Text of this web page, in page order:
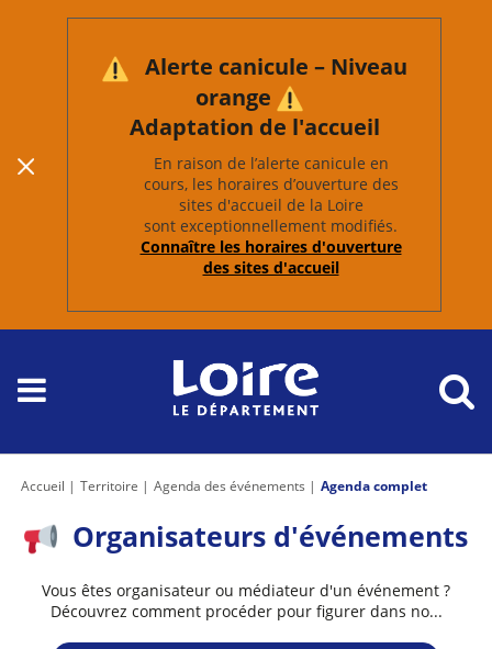
Alerte canicule – Niveau
orange
Adaptation de l'accueil
En raison de l’alerte canicule en
cours, les horaires d’ouverture des
sites d'accueil de la Loire
sont exceptionnellement modifiés.
Connaître les horaires d'ouverture
des sites d'accueil
Accueil Territoire Agenda des événements Agenda complet
Organisateurs d'événements
Vous êtes organisateur ou médiateur d'un événement ?
Découvrez comment procéder pour figurer dans no...